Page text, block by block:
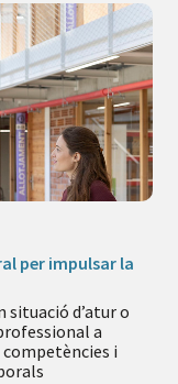
Aquest estiu,
L’oferta inclou
empresa i
durant els